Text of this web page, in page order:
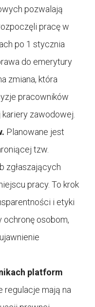
pozwalają
pracę w
po 1 stycznia
do emerytury
zmiana, która
pracowników
zawodowej.
Planowane jest
tzw.
zgłaszających
pracy. To krok
i etyki
ochronę osobom,
platform
regulacje mają na